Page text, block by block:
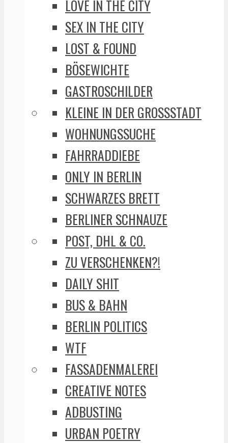
LOVE IN THE CITY
SEX IN THE CITY
LOST & FOUND
BÖSEWICHTE
GASTROSCHILDER
KLEINE IN DER GROSSSTADT
WOHNUNGSSUCHE
FAHRRADDIEBE
ONLY IN BERLIN
SCHWARZES BRETT
BERLINER SCHNAUZE
POST, DHL & CO.
ZU VERSCHENKEN?!
DAILY SHIT
BUS & BAHN
BERLIN POLITICS
WTF
FASSADENMALEREI
CREATIVE NOTES
ADBUSTING
URBAN POETRY